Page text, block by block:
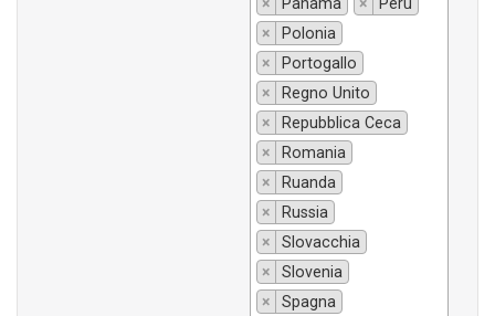
×
Panama ×
Perù
×
Polonia
×
Portogallo
×
Regno Unito
×
Repubblica Ceca
×
Romania
×
Ruanda
×
Russia
×
Slovacchia
×
Slovenia
×
Spagna